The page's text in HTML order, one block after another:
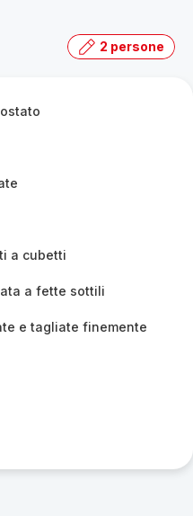
2 persone
a cubetti
a fette sottili
e tagliate finemente